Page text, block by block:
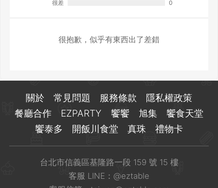
很差 0
很抱歉，似乎有東西出了差錯
關於 常見問題 服務條款
隱私權政策
餐廳合作
EZPARTY 饗饗 旭集
饗食天堂
饗泰多
開飯川食堂 真珠 禮物卡
台北市信義區基隆路一段 159 號 15 樓
客服 LINE： @eztable